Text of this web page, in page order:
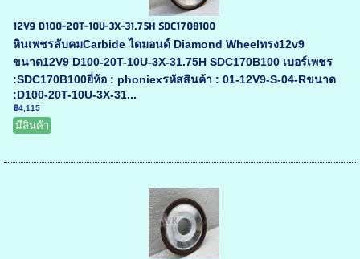
12V9 D100-20T-10U-3X-31.75H SDC170B100
หินเพชรลับคมCarbide ไดมอนด์ Diamond Wheelทรง12v9
ขนาด12V9 D100-20T-10U-3X-31.75H SDC170B100 เบอร์เพชร
:SDC170B100ยี่ห้อ : phoniexรหัสสินค้า : 01-12V9-S-04-Rขนาด
:D100-20T-10U-3X-31...
฿4,115
มีสินค้า